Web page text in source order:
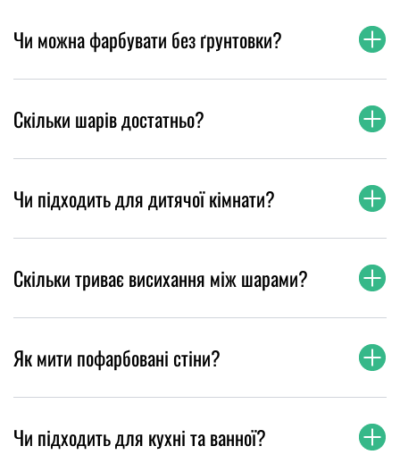
Чи можна фарбувати без ґрунтовки?
Скільки шарів достатньо?
Чи підходить для дитячої кімнати?
Скільки триває висихання між шарами?
Як мити пофарбовані стіни?
Чи підходить для кухні та ванної?